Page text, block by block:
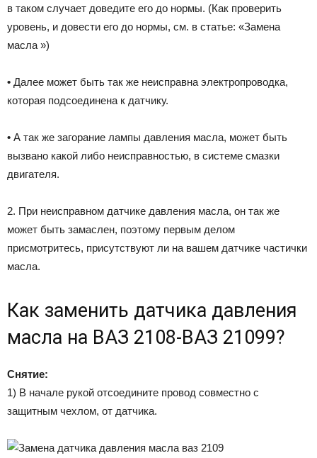
в таком случает доведите его до нормы. (Как проверить
уровень, и довести его до нормы, см. в статье: «Замена
масла »)
• Далее может быть так же неисправна электропроводка,
которая подсоединена к датчику.
• А так же загорание лампы давления масла, может быть
вызвано какой либо неисправностью, в системе смазки
двигателя.
2. При неисправном датчике давления масла, он так же
может быть замаслен, поэтому первым делом
присмотритесь, присутствуют ли на вашем датчике частички
масла.
Как заменить датчика давления
масла на ВАЗ 2108-ВАЗ 21099?
Снятие:
1) В начале рукой отсоедините провод совместно с
защитным чехлом, от датчика.